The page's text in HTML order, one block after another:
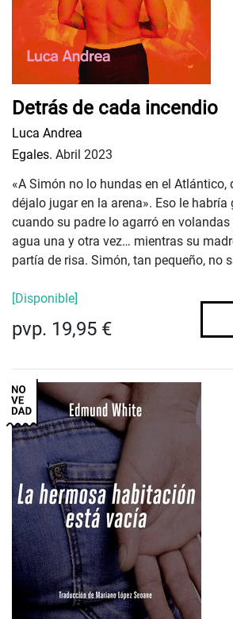
Detrás de cada incendio
Luca Andrea
Egales. Abril 2023
«A Simón no lo hundas en el Atlántico,
déjalo jugar en la arena». Eso le
cuando su padre lo agarró en volandas
agua una y otra vez… mientras su
partía de risa. Simón, tan pequeño, no
[Disponible]
pvp. 19,95 €